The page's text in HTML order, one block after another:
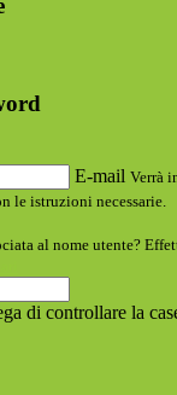
E-mail Verrà
le istruzioni necessarie.
al nome utente?
di controllare la